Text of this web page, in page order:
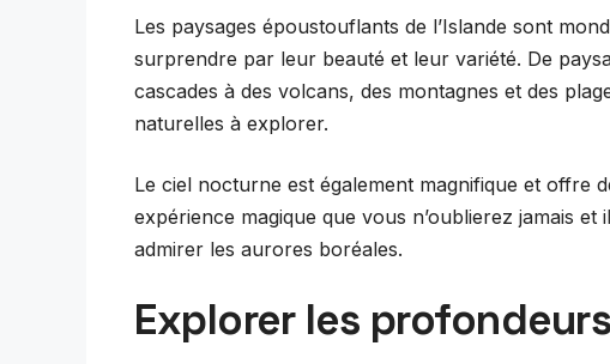
Les paysages époustouflants de l’Islande sont
surprendre par leur beauté et leur variété. De
cascades à des volcans, des montagnes et des
naturelles à explorer.
Le ciel nocturne est également magnifique et offre
expérience magique que vous n’oublierez jamais
admirer les aurores boréales.
Explorer les